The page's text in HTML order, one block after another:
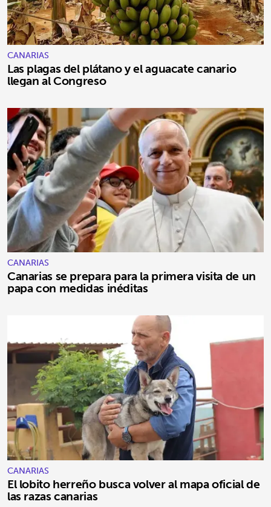
CANARIAS
Las plagas del plátano y el aguacate canario
llegan al Congreso
CANARIAS
Canarias se prepara para la primera visita de un
papa con medidas inéditas
CANARIAS
El lobito herreño busca volver al mapa oficial de
las razas canarias